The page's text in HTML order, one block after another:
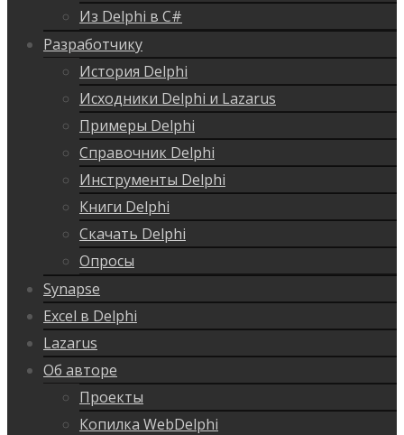
Из Delphi в C#
Разработчику
История Delphi
Исходники Delphi и Lazarus
Примеры Delphi
Справочник Delphi
Инструменты Delphi
Книги Delphi
Скачать Delphi
Опросы
Synapse
Excel в Delphi
Lazarus
Об авторе
Проекты
Копилка WebDelphi